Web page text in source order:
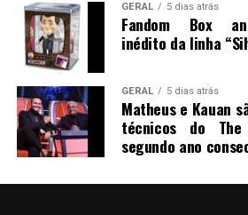
GERAL 5 dias atrás
Fandom Box
inédito da linha
GERAL 5 dias atrás
Matheus e Kauan
técnicos do
segundo ano